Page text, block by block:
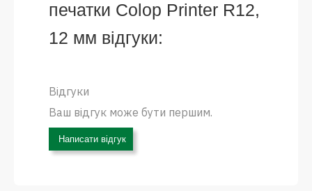
печатки Colop Printer R12,
12 мм відгуки:
Відгуки
Ваш відгук може бути першим.
Написати відгук